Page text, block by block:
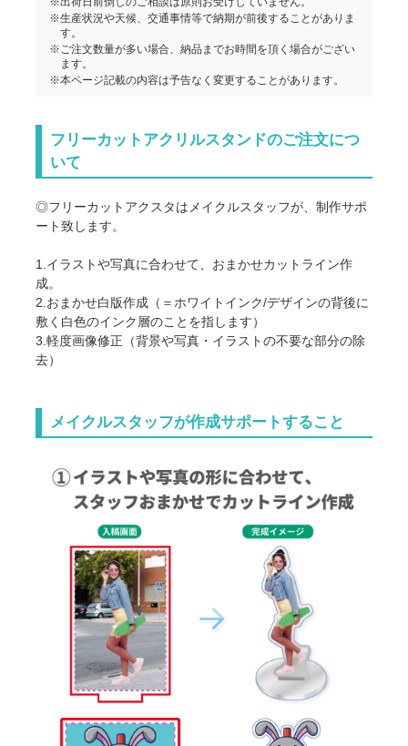
※生産状況や天候、交通事情等で納期が前後することがありま
す。
※ご注文数量が多い場合、納品までお時間を頂く場合がござい
ます。
※本ページ記載の内容は予告なく変更することがあります。
フリーカットアクリルスタンドのご注文につ
いて
◎フリーカットアクスタはメイクルスタッフが、制作サポ
ート致します。
1.イラストや写真に合わせて、おまかせカットライン作
成。
2.おまかせ白版作成（＝ホワイトインク/デザインの背後に
敷く白色のインク層のことを指します）
3.軽度画像修正（背景や写真・イラストの不要な部分の除
去）
メイクルスタッフが作成サポートすること